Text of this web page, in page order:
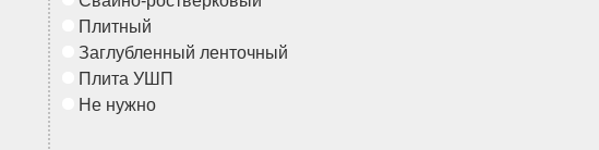
Плитный
Заглубленный ленточный
Плита УШП
Не нужно